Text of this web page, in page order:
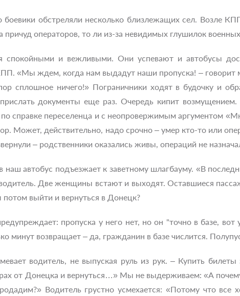
обстреляли несколько близлежащих сел. Возле
причуд операторов, то ли из-за невидимых глушилок
спокойными и вежливыми. Они успевают и автобусы
«Мы ждем, когда нам выдадут наши пропуска! – говорит
сплошное ничего!» Пограничники ходят в будочку и
документы еще раз. Очередь кипит
по справке переселенца и с неопровержимым аргументом
Может, действительно, надо срочно – умер кто-то или
– родственники оказались живы, операций не
наш автобус подъезжает к заветному шлагбауму. «В
Две женщины встают и выходят. Оставшиеся
потом выйти и вернуться в Донецк?
пропуска у него нет, но он "точно в базе,
минут возвращает – да, гражданин в базе числится.
водитель, не выпуская руль из рук. – Купить
от Донецка и вернуться…» Мы не выдерживаем: «А
Водитель грустно усмехается: «Потому что все